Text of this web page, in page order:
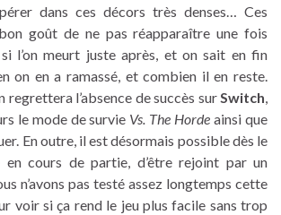
dans ces décors très denses… Ces
goût de ne pas réapparaître une fois
si l’on meurt juste après, et on sait en fin
on en a ramassé, et combien il en reste.
regrettera l’absence de succès surSwitch,
le mode de survie Vs. The Horde ainsi que
En outre, il est désormais possible dès le
en cours de partie, d’être rejoint par un
n’avons pas testé assez longtemps cette
voir si ça rend le jeu plus facile sans trop